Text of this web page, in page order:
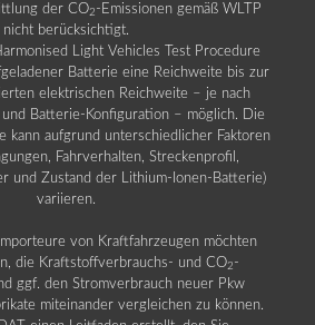
der CO2 -Emissionen gemäß WLTP
nicht berücksichtigt.
Light Vehicles Test Procedure
Batterie eine Reichweite bis zur
elektrischen Reichweite – je nach
Batterie-Konfiguration – möglich. Die
kann aufgrund unterschiedlicher Faktoren
Fahrverhalten, Streckenprofil,
und Zustand der Lithium-Ionen-Batterie)
variieren.
von Kraftfahrzeugen möchten
die Kraftstoffverbrauchs- und CO2 -
ggf. den Stromverbrauch neuer Pkw
miteinander vergleichen zu können.